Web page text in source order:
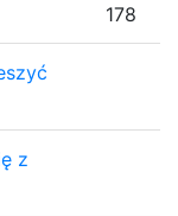
178
z